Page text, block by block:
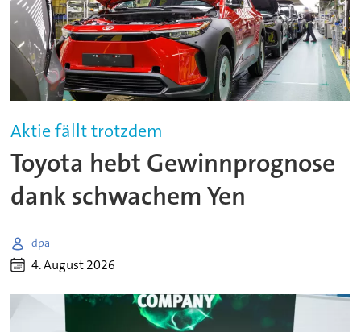
Aktie fällt trotzdem
Toyota hebt Gewinnprognose
dank schwachem Yen
dpa
4. August 2026